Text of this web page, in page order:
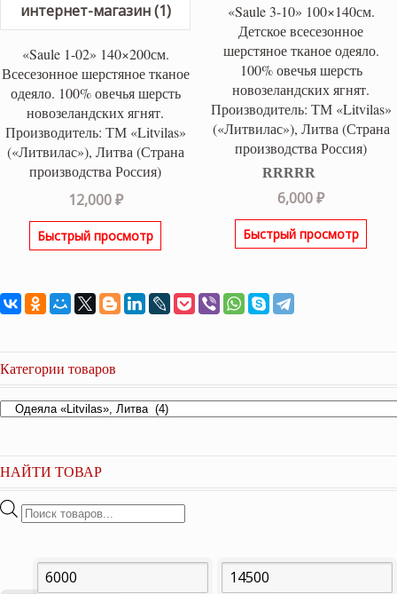
«Saule 1-02» 140×200см.
Всесезонное шерстяное тканое
одеяло. 100% овечья шерсть
новозеландских ягнят.
Производитель: ТМ «Litvilas»
(«Литвилас»), Литва (Страна
производства Россия)
12,000₽
Быстрый просмотр
«Saule 3-10» 100×140см.
Детское всесезонное
шерстяное тканое одеяло.
100% овечья шерсть
новозеландских ягнят.
Производитель: ТМ «Litvilas»
(«Литвилас»), Литва (Страна
производства Россия)
Оценка 5.00
из 5
6,000₽
Быстрый просмотр
Категории товаров
НАЙТИ ТОВАР
Поиск
Минимальная
Максимальная